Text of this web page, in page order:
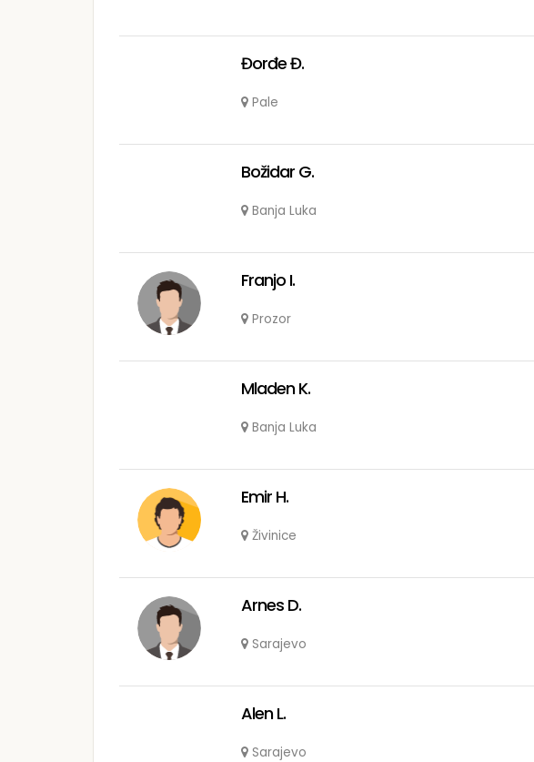
Đorđe Đ.
Pale
Božidar G.
Banja Luka
Franjo I.
Prozor
Mladen K.
Banja Luka
Emir H.
Živinice
Arnes D.
Sarajevo
Alen L.
Sarajevo